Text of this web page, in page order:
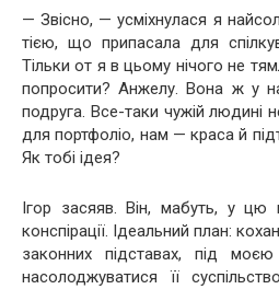
— Звісно, — усміхнулася я
тією, що припасала для
Тільки от я в цьому нічого не
попросити? Анжелу. Вона ж у
подруга. Все-таки чужій людині
для портфоліо, нам — краса й
Як тобі ідея?
Ігор засяяв. Він, мабуть, у цю
конспірації. Ідеальний план:
законних підставах, під
насолоджуватися її